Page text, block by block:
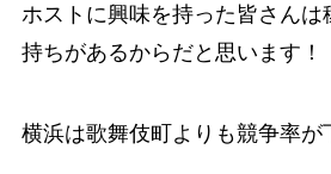
ホストに興味を持った皆さんは
持ちがあるからだと思います！
横浜は歌舞伎町よりも競争率が